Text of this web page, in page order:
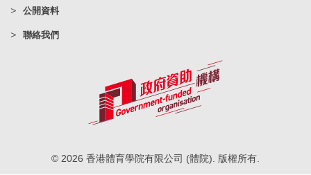
公開資料
聯絡我們
© 2026 香港體育學院有限公司 (體院). 版權所有.